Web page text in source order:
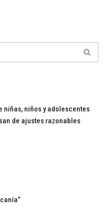
niñas, niños y adolescentes
de ajustes razonables